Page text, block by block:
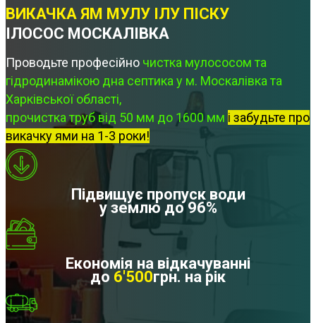
ВИКАЧКА ЯМ МУЛУ ІЛУ ПІСКУ
ІЛОСОС МОСКАЛІВКА
Проводьте професійно чистка мулососом та
гідродинамікою дна септика у м. Москалівка та
Харківської області,
прочистка труб від 50 мм до 1600 мм і забудьте про
викачку ями на 1-3 роки!
Підвищує пропуск води
у землю до 96%
Економія на відкачуванні
до 6'500грн. на рік